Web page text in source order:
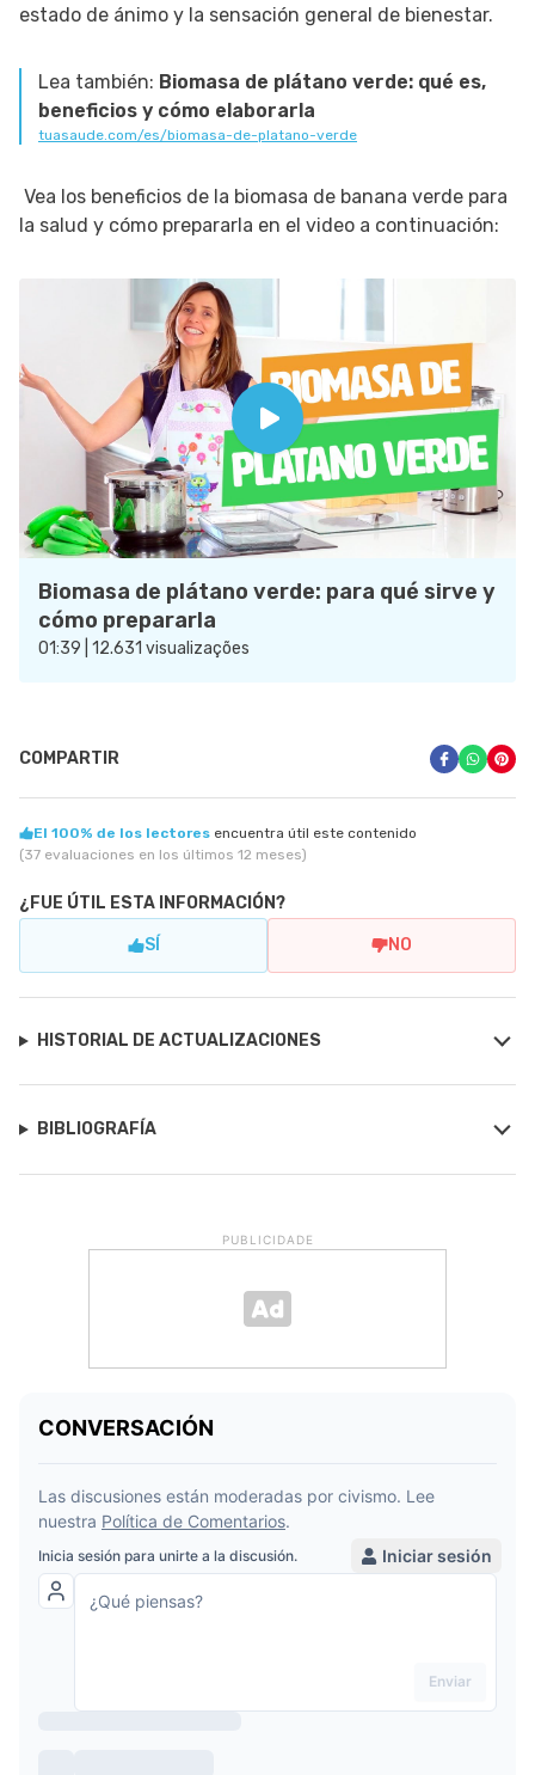
estado de ánimo y la sensación general de bienestar.
Lea también: Biomasa de plátano verde: qué es,
beneficios y cómo elaborarla
tuasaude.com/es/biomasa-de-platano-verde
Vea los beneficios de la biomasa de banana verde para
la salud y cómo prepararla en el video a continuación:
Biomasa de plátano verde: para qué sirve y
cómo prepararla
01:39 | 12.631 visualizações
COMPARTIR
El 100% de los lectores encuentra útil este contenido
(37 evaluaciones en los últimos 12 meses)
¿FUE ÚTIL ESTA INFORMACIÓN?
SÍ NO
HISTORIAL DE ACTUALIZACIONES
BIBLIOGRAFÍA
PUBLICIDADE